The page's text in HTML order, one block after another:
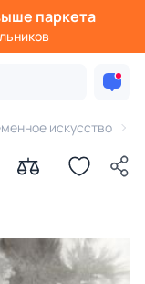
паркета
искусство